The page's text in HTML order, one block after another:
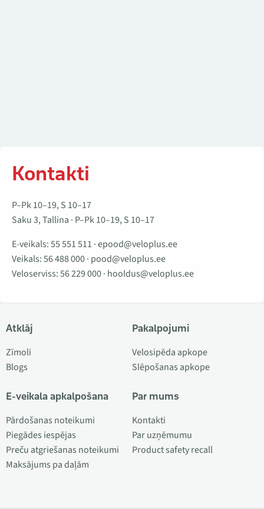
Kontakti
P–Pk 10–19, S 10–17
Saku 3, Tallina · P–Pk 10–19, S 10–17
E-veikals:55 551 511 ·epood@veloplus.ee
Veikals:56 488 000· pood@veloplus.ee
Veloserviss:56 229 000· hooldus@veloplus.ee
Atklāj
Zīmoli
Blogs
E-veikala apkalpošana
Pārdošanas noteikumi
Piegādes iespējas
Preču atgriešanas noteikumi
Maksājums pa daļām
Pakalpojumi
Velosipēda apkope
Slēpošanas apkope
Par mums
Kontakti
Par uzņēmumu
Product safety recall